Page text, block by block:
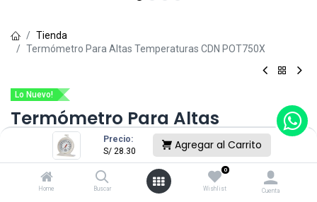
Precio:
S/ 28.30 Agregar al Carrito
Home Buscar
0
Wishlist Cuenta
Tienda
Termómetro Para Altas Temperaturas CDN POT750X
Lo Nuevo!
Termómetro Para Altas
Temperaturas CDN POT750X
28.30